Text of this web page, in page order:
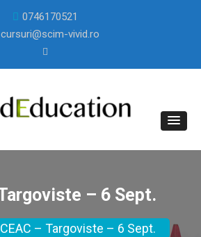
0746170521
cursuri@scim-vivid.ro
– 6 Sept.
CEAC – Targoviste – 6 Sept.